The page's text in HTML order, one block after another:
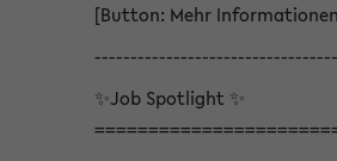
[Button: Mehr
✨Job Spotlight ✨